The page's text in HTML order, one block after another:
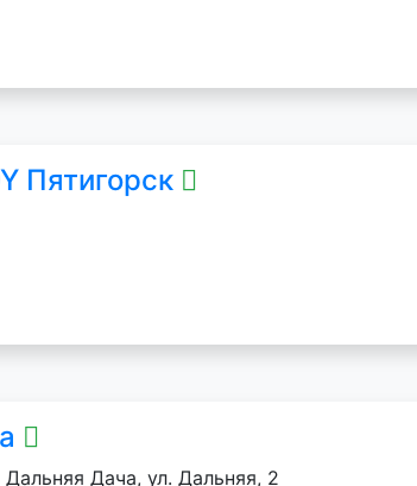
Пятигорск
Дача, ул. Дальняя, 2